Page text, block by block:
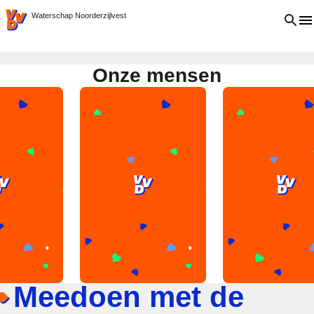
VVD.nlWaterschap Noorderzijlvest Open
Onze mensen
Meedoen met de